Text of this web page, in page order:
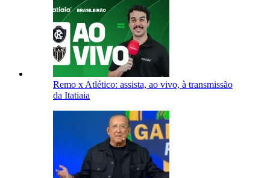
Remo x Atlético: assista, ao vivo, à transmissão
da Itatiaia